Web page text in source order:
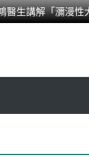
醫生講解「瀰漫